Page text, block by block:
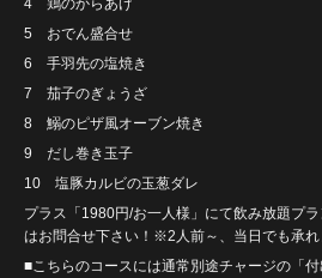
5 おでん盛合せ
6 手羽先の塩焼き
7 茄子のぎょうざ
8 鰯のピザ風オーブン焼き
9 だし巻き玉子
10 塩豚カルビの玉葱ダレ
プラス「1980円/お一人様」にて飲み放題プ
はお問合せ下さい！※2人前～、当日でも承れ
■こちらのコースには通常別途チャージの「